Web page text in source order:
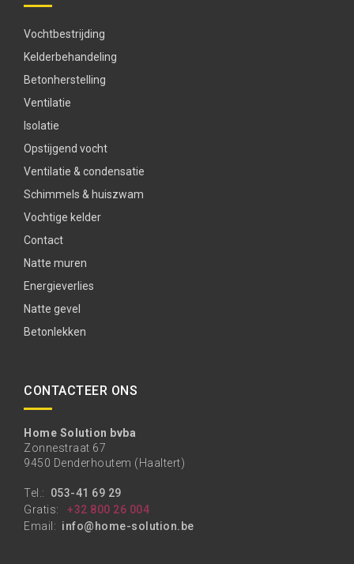
Vochtbestrijding
Kelderbehandeling
Betonherstelling
Ventilatie
Isolatie
Opstijgend vocht
Ventilatie & condensatie
Schimmels & huiszwam
Vochtige kelder
Contact
Natte muren
Energieverlies
Natte gevel
Betonlekken
CONTACTEER ONS
Home Solution bvba
Zonnestraat 67
9450 Denderhoutem (Haaltert)
Tel.: 053-41 69 29
Gratis:
+32 800 26 004
Email: info@home-solution.be